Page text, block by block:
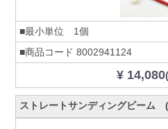
■最小単位 1個
■商品コード 8002941124
¥ 14,080
ストレートサンディングビーム